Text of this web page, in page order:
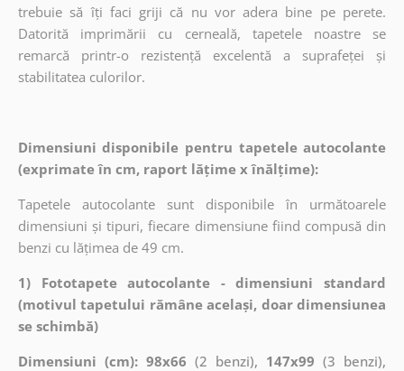
trebuie să îți faci griji că nu vor adera bine pe perete.
Datorită imprimării cu cerneală, tapetele noastre se
remarcă printr-o rezistență excelentă a suprafeței și
stabilitatea culorilor.
Dimensiuni disponibile pentru tapetele autocolante
(exprimate în cm, raport lățime x înălțime):
Tapetele autocolante sunt disponibile în următoarele
dimensiuni și tipuri, fiecare dimensiune fiind compusă din
benzi cu lățimea de 49 cm.
1) Fototapete autocolante - dimensiuni standard
(motivul tapetului rămâne același, doar dimensiunea
se schimbă)
Dimensiuni (cm): 98x66 (2 benzi), 147x99 (3 benzi),